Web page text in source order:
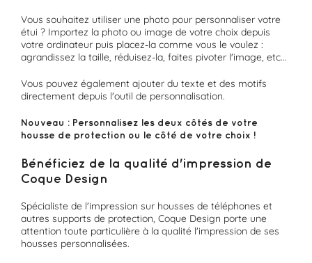
Vous souhaitez utiliser une photo pour personnaliser votre
étui ? Importez la photo ou image de votre choix depuis
votre ordinateur puis placez-la comme vous le voulez :
agrandissez la taille, réduisez-la, faites pivoter l'image, etc...
Vous pouvez également ajouter du texte et des motifs
directement depuis l'outil de personnalisation.
Nouveau : Personnalisez les deux côtés de votre
housse de protection ou le côté de votre choix !
Bénéficiez de la qualité d'impression de
Coque Design
Spécialiste de l'impression sur housses de téléphones et
autres supports de protection, Coque Design porte une
attention toute particulière à la qualité l'impression de ses
housses personnalisées.